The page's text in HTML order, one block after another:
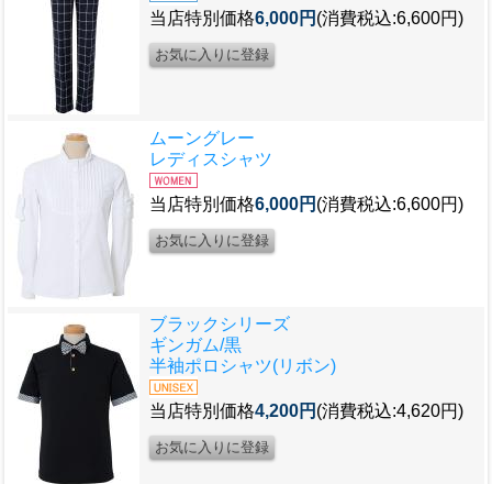
当店特別価格6,000円 (消費税込:6,600円)
ムーングレー
レディスシャツ
当店特別価格6,000円 (消費税込:6,600円)
ブラックシリーズ
ギンガム/黒
半袖ポロシャツ(リボン)
当店特別価格4,200円 (消費税込:4,620円)